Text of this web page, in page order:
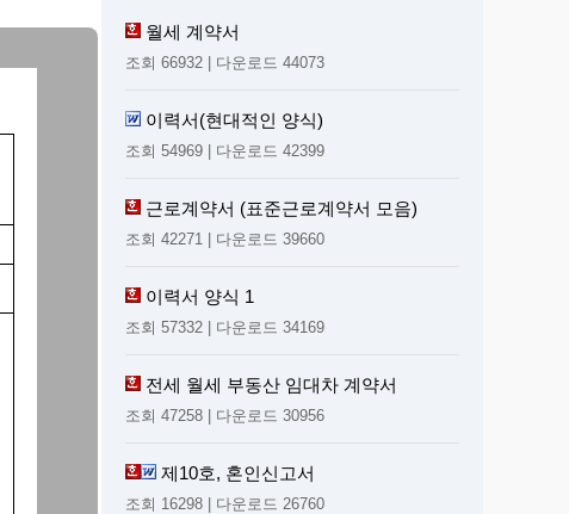
월세 계약서
조회 66932 | 다운로드 44073
이력서(현대적인 양식)
조회 54969 | 다운로드 42399
근로계약서 (표준근로계약서 모음)
조회 42271 | 다운로드 39660
이력서 양식 1
조회 57332 | 다운로드 34169
전세 월세 부동산 임대차 계약서
조회 47258 | 다운로드 30956
제10호, 혼인신고서
조회 16298 | 다운로드 26760